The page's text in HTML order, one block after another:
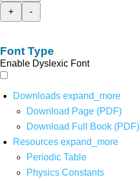
+
-
Font Type
Enable Dyslexic Font
Downloads expand_more
Download Page (PDF)
Download Full Book (PDF)
Resources expand_more
Periodic Table
Physics Constants